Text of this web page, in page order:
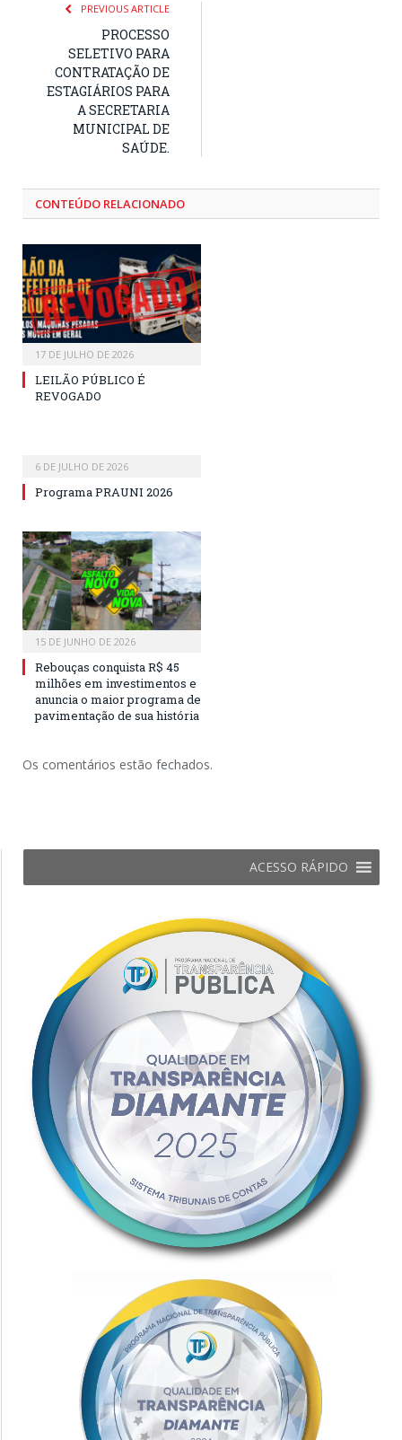
PREVIOUS ARTICLE
PROCESSO
SELETIVO PARA
CONTRATAÇÃO DE
ESTAGIÁRIOS PARA
A SECRETARIA
MUNICIPAL DE
SAÚDE.
CONTEÚDO RELACIONADO
17 DE JULHO DE 2026
LEILÃO PÚBLICO É
REVOGADO
6 DE JULHO DE 2026
Programa PRAUNI 2026
15 DE JUNHO DE 2026
Rebouças conquista R$ 45
milhões em investimentos e
anuncia o maior programa de
pavimentação de sua história
Os comentários estão fechados.
ACESSO RÁPIDO